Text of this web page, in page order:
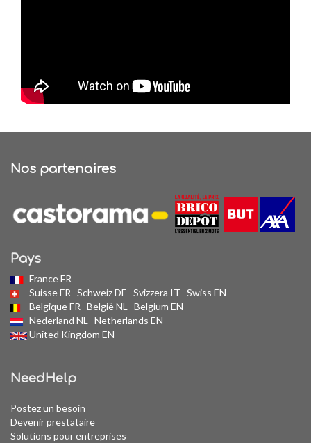
Nos partenaires
Pays
France FR
Suisse FR Schweiz DE Svizzera IT Swiss EN
Belgique FR België NL Belgium EN
Nederland NL Netherlands EN
United Kingdom EN
NeedHelp
Postez un besoin
Devenir prestataire
Solutions pour entreprises